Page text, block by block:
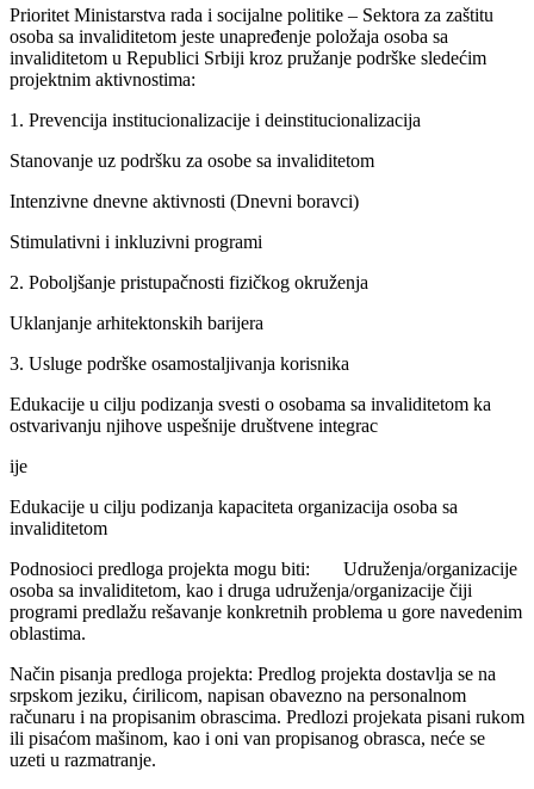
Prioritet Ministarstva rada i socijalne politike – Sektora za zaštitu
osoba sa invaliditetom jeste unapređenje položaja osoba sa
invaliditetom u Republici Srbiji kroz pružanje podrške sledećim
projektnim aktivnostima:
1. Prevencija institucionalizacije i deinstitucionalizacija
Stanovanje uz podršku za osobe sa invaliditetom
Intenzivne dnevne aktivnosti (Dnevni boravci)
Stimulativni i inkluzivni programi
2. Poboljšanje pristupačnosti fizičkog okruženja
Uklanjanje arhitektonskih barijera
3. Usluge podrške osamostaljivanja korisnika
Edukacije u cilju podizanja svesti o osobama sa invaliditetom ka
ostvarivanju njihove uspešnije društvene integrac
ije
Edukacije u cilju podizanja kapaciteta organizacija osoba sa
invaliditetom
Podnosioci predloga projekta mogu biti: Udruženja/organizacije
osoba sa invaliditetom, kao i druga udruženja/organizacije čiji
programi predlažu rešavanje konkretnih problema u gore navedenim
oblastima.
Način pisanja predloga projekta: Predlog projekta dostavlja se na
srpskom jeziku, ćirilicom, napisan obavezno na personalnom
računaru i na propisanim obrascima. Predlozi projekata pisani rukom
ili pisaćom mašinom, kao i oni van propisanog obrasca, neće se
uzeti u razmatranje.